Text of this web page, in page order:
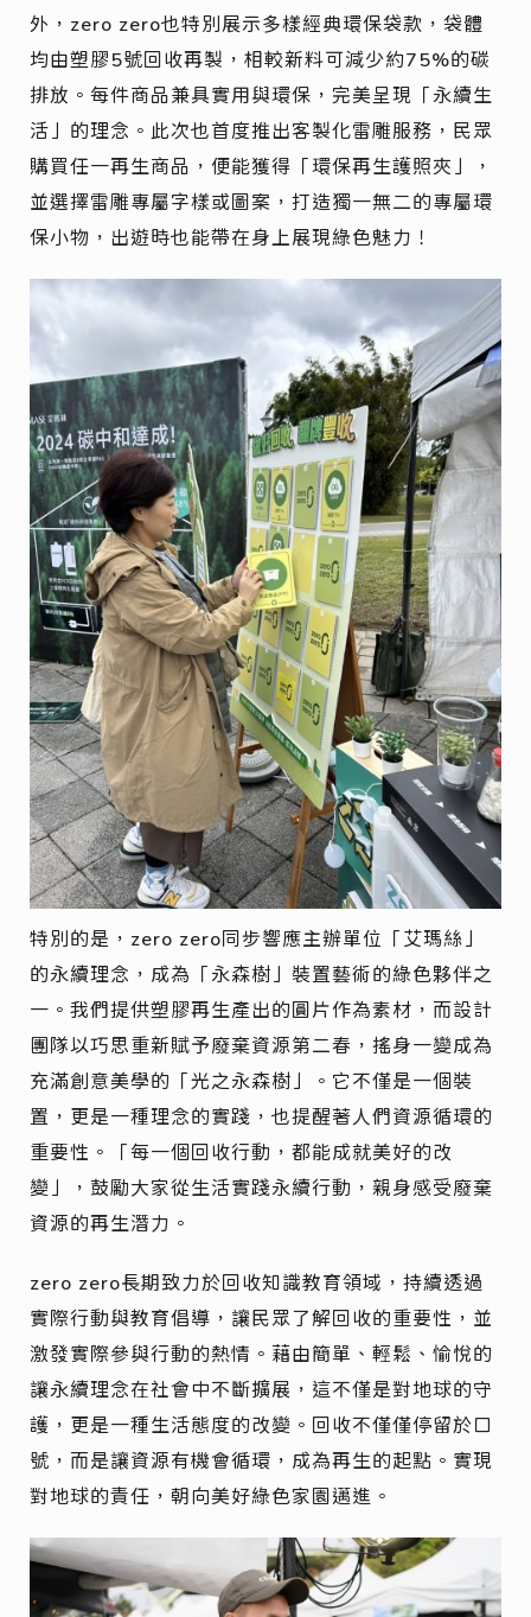
外，zero zero也特別展示多樣經典環保袋款，袋體
均由塑膠5號回收再製，相較新料可減少約75%的碳
排放。每件商品兼具實用與環保，完美呈現「永續生
活」的理念。此次也首度推出客製化雷雕服務，民眾
購買任一再生商品，便能獲得「環保再生護照夾」，
並選擇雷雕專屬字樣或圖案，打造獨一無二的專屬環
保小物，出遊時也能帶在身上展現綠色魅力！
特別的是，zero zero同步響應主辦單位「艾瑪絲」
的永續理念，成為「永森樹」裝置藝術的綠色夥伴之
一。我們提供塑膠再生產出的圓片作為素材，而設計
團隊以巧思重新賦予廢棄資源第二春，搖身一變成為
充滿創意美學的「光之永森樹」。它不僅是一個裝
置，更是一種理念的實踐，也提醒著人們資源循環的
重要性。「每一個回收行動，都能成就美好的改
變」，鼓勵大家從生活實踐永續行動，親身感受廢棄
資源的再生潛力。
zero zero長期致力於回收知識教育領域，持續透過
實際行動與教育倡導，讓民眾了解回收的重要性，並
激發實際參與行動的熱情。藉由簡單、輕鬆、愉悅的
讓永續理念在社會中不斷擴展，這不僅是對地球的守
護，更是一種生活態度的改變。回收不僅僅停留於口
號，而是讓資源有機會循環，成為再生的起點。實現
對地球的責任，朝向美好綠色家園邁進。